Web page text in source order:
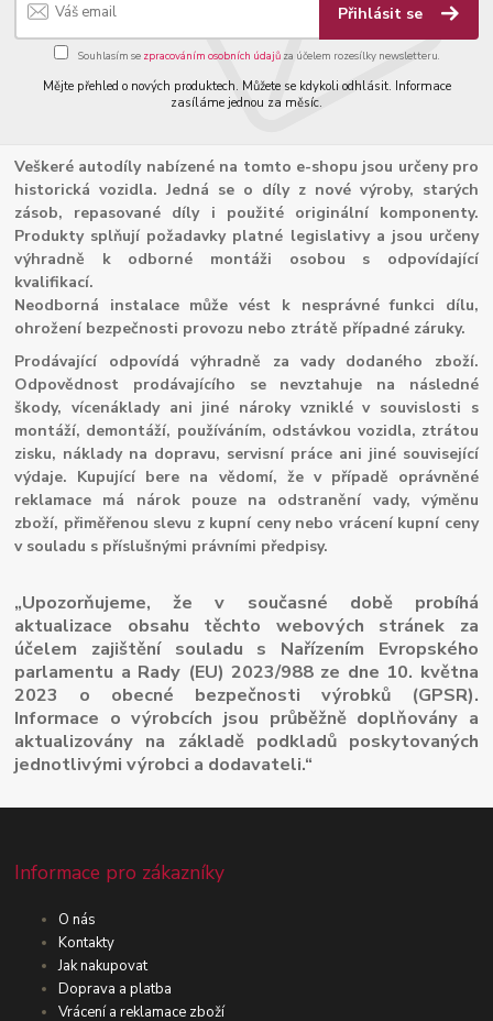
Přihlásit se
Souhlasím se zpracováním osobních údajůza účelem rozesílky newsletteru.
Mějte přehled o nových produktech. Můžete se kdykoli odhlásit. Informace
zasíláme jednou za měsíc.
Veškeré autodíly nabízené na tomto e-shopu jsou určeny pro
historická vozidla. Jedná se o díly z nové výroby, starých
zásob, repasované díly i použité originální komponenty.
Produkty splňují požadavky platné legislativy a jsou určeny
výhradně k odborné montáži osobou s odpovídající
kvalifikací.
Neodborná instalace může vést k nesprávné funkci dílu,
ohrožení bezpečnosti provozu nebo ztrátě případné záruky.
Prodávající odpovídá výhradně za vady dodaného zboží.
Odpovědnost prodávajícího se nevztahuje na následné
škody, vícenáklady ani jiné nároky vzniklé v souvislosti s
montáží, demontáží, používáním, odstávkou vozidla, ztrátou
zisku, náklady na dopravu, servisní práce ani jiné související
výdaje. Kupující bere na vědomí, že v případě oprávněné
reklamace má nárok pouze na odstranění vady, výměnu
zboží, přiměřenou slevu z kupní ceny nebo vrácení kupní ceny
v souladu s příslušnými právními předpisy.
„Upozorňujeme, že v současné době probíhá
aktualizace obsahu těchto webových stránek za
účelem zajištění souladu s Nařízením Evropského
parlamentu a Rady (EU) 2023/988 ze dne 10. května
2023 o obecné bezpečnosti výrobků (GPSR).
Informace o výrobcích jsou průběžně doplňovány a
aktualizovány na základě podkladů poskytovaných
jednotlivými výrobci a dodavateli.“
Informace pro zákazníky
O nás
Kontakty
Jak nakupovat
Doprava a platba
Vrácení a reklamace zboží